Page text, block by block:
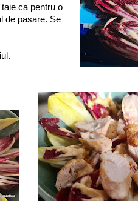
ca pentru o
de pasare. Se